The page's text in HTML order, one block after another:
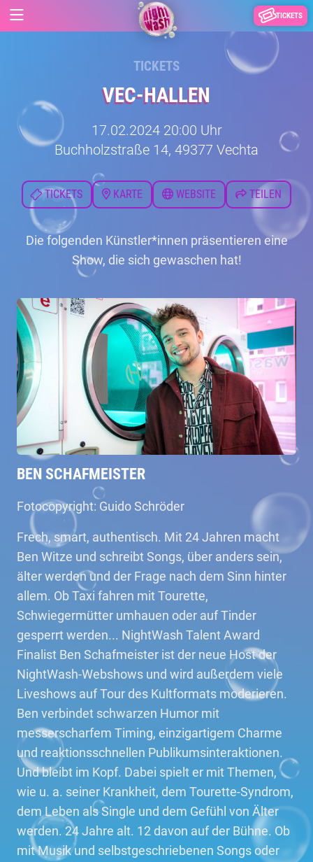
TICKETS
TICKETS
VEC-HALLEN
17.02.2024 20:00 Uhr
Buchholzstraße 14, 49377 Vechta
TICKETS KARTE WEBSITE TEILEN
Die folgenden Künstler*innen präsentieren eine
Show, die sich gewaschen hat!
BEN SCHAFMEISTER
Fotocopyright: Guido Schröder
Frech, smart, authentisch. Mit 24 Jahren macht
Ben Witze und schreibt Songs, über anders sein,
älter werden und der Frage nach dem Sinn hinter
allem. Ob Taxi fahren mit Tourette,
Schwiegermütter umhauen oder auf Tinder
gesperrt werden... NightWash Talent Award
Finalist Ben Schafmeister ist der neue Host der
NightWash-Webshows und wird außerdem viele
Liveshows auf Tour des Kultformats moderieren.
Ben verbindet schwarzen Humor mit
messerscharfem Timing, einzigartigem Charme
und reaktionsschnellen Publikumsinteraktionen.
Und bleibt im Kopf. Dabei spielt er mit Themen,
wie u. a. seiner Krankheit, dem Tourette-Syndrom,
dem Leben als Single und dem Gefühl von Älter
werden. 24 Jahre alt. 12 davon auf der Bühne. Ob
mit Musik und selbstgeschriebenen Songs oder